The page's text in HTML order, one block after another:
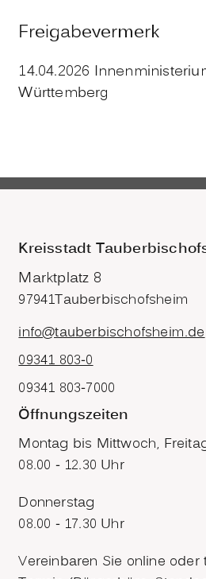
Freigabevermerk
14.04.2026
Württemberg
Kreisstadt
Marktplatz 8
97941Tauberbischofsheim
info@tauberbischofsheim.de
09341 803-0
09341 803-7000
Öffnungszeiten
Montag bis Mittwoch,
08.00 - 12.30 Uhr
Donnerstag
08.00 - 17.30 Uhr
Vereinbaren Sie online oder